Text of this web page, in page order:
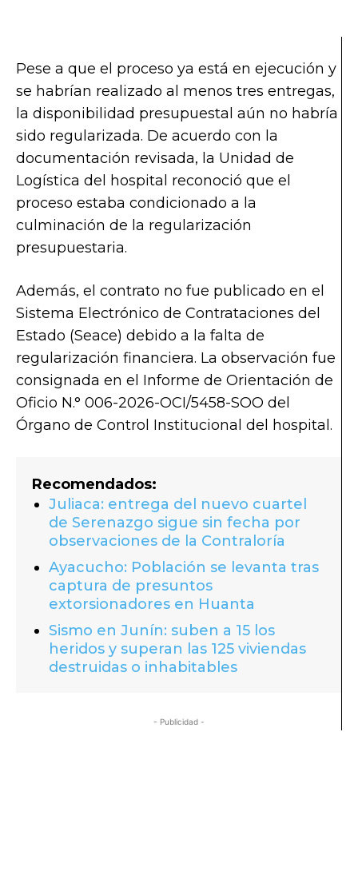
Pese a que el proceso ya está en ejecución y
se habrían realizado al menos tres entregas,
la disponibilidad presupuestal aún no habría
sido regularizada. De acuerdo con la
documentación revisada, la Unidad de
Logística del hospital reconoció que el
proceso estaba condicionado a la
culminación de la regularización
presupuestaria.
Además, el contrato no fue publicado en el
Sistema Electrónico de Contrataciones del
Estado (Seace) debido a la falta de
regularización financiera. La observación fue
consignada en el Informe de Orientación de
Oficio N.° 006-2026-OCI/5458-SOO del
Órgano de Control Institucional del hospital.
Recomendados:
Juliaca: entrega del nuevo cuartel
de Serenazgo sigue sin fecha por
observaciones de la Contraloría
Ayacucho: Población se levanta tras
captura de presuntos
extorsionadores en Huanta
Sismo en Junín: suben a 15 los
heridos y superan las 125 viviendas
destruidas o inhabitables
- Publicidad -